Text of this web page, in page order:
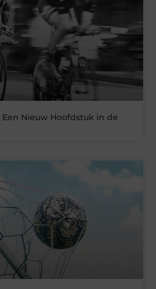
Een Nieuw Hoofdstuk in de